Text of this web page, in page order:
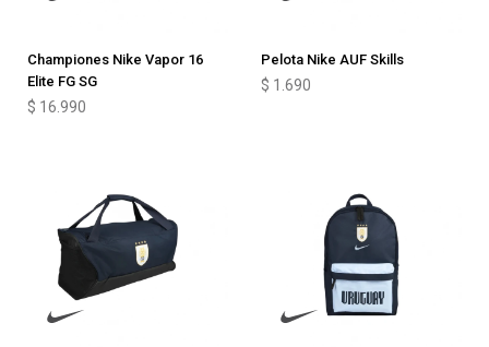
Championes Nike Vapor 16
Elite FG SG
$ 16.990
Pelota Nike AUF Skills
$ 1.690